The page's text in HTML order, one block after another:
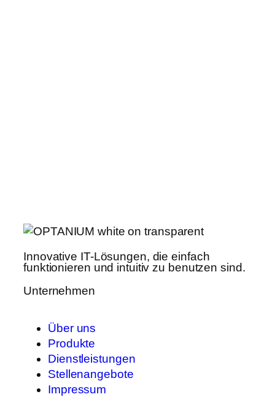
Innovative IT-Lösungen, die einfach
funktionieren und intuitiv zu benutzen sind.
Unternehmen
Über uns
Produkte
Dienstleistungen
Stellenangebote
Impressum